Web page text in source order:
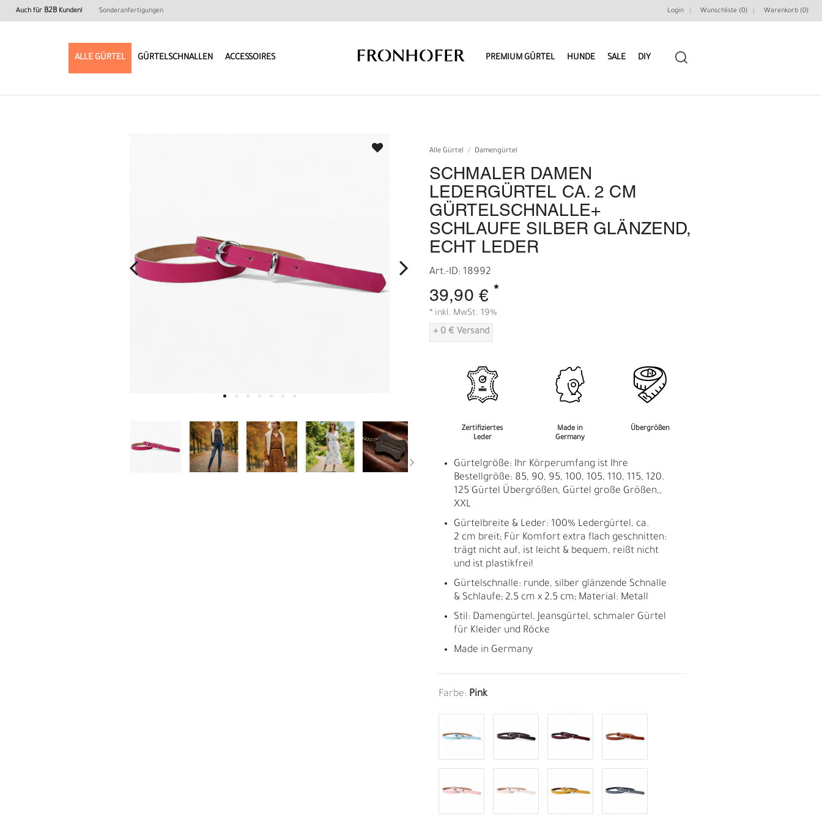
Auch für B2B Kunden! Sonderanfertigungen Login Wunschliste (0) Warenkorb (0)
ALLE GÜRTEL GÜRTELSCHNALLEN ACCESSOIRES PREMIUM GÜRTEL
E
HUNDE
Ü
SALE DIY
Alle Gürtel Damengürtel
SCHMALER DAMEN
LEDERGÜRTEL CA. 2 CM
GÜRTELSCHNALLE+
SCHLAUFE SILBER GLÄNZEND,
ECHT LEDER
Art.-ID: 18992
39,90 € *
* inkl. MwSt. 19%
+ 0 € Versand
Zertifiziertes
Leder
Made in
Germany
Übergrößen
Gürtelgröße: Ihr Körperumfang ist Ihre
Bestellgröße: 85, 90, 95, 100, 105, 110, 115, 120.
125 Gürtel Übergrößen, Gürtel große Größen,,
XXL
Gürtelbreite & Leder: 100% Ledergürtel, ca.
2 cm breit; Für Komfort extra flach geschnitten:
trägt nicht auf, ist leicht & bequem, reißt nicht
und ist plastikfrei!
Gürtelschnalle: runde, silber glänzende Schnalle
& Schlaufe; 2,5 cm x 2,5 cm; Material: Metall
Stil: Damengürtel, Jeansgürtel, schmaler Gürtel
für Kleider und Röcke
Made in Germany
Farbe: Pink